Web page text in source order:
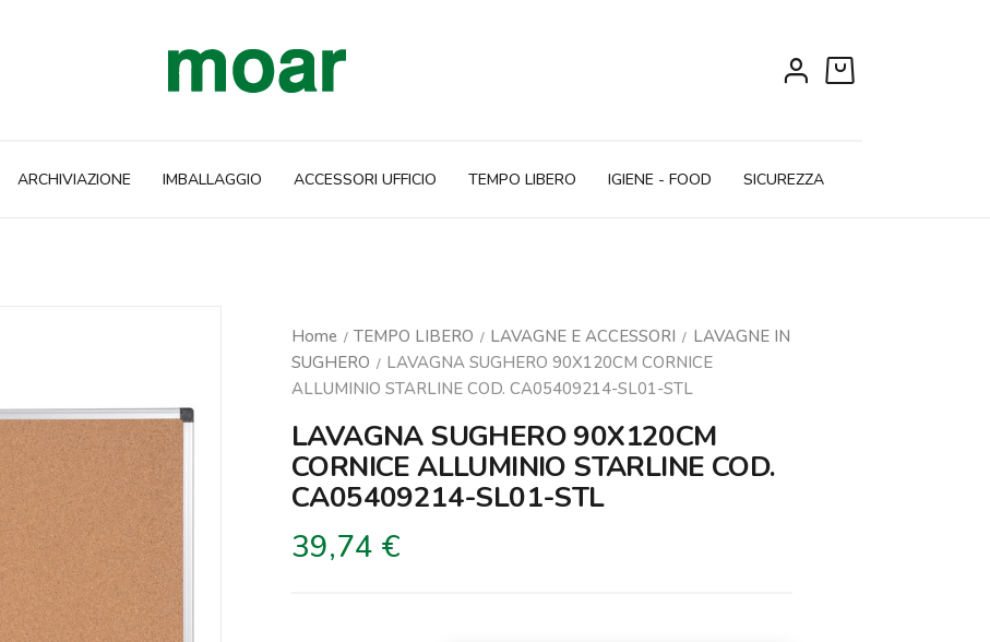
ARCHIVIAZIONE IMBALLAGGIO ACCESSORI UFFICIO TEMPO LIBERO IGIENE - FOOD SICUREZZA
Home TEMPO LIBERO LAVAGNE E ACCESSORI
LAVAGNE IN
SUGHERO
LAVAGNA SUGHERO 90X120CM CORNICE
ALLUMINIO STARLINE COD. CA05409214-SL01-STL
LAVAGNA SUGHERO 90X120CM
CORNICE ALLUMINIO STARLINE COD.
CA05409214-SL01-STL
39,74 €